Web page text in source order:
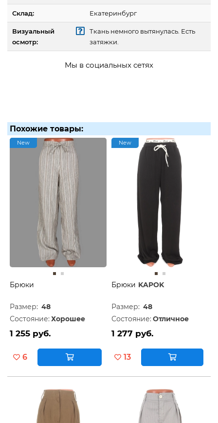
Склад: Екатеринбург
Визуальный
осмотр:
Ткань немного вытянулась. Есть
затяжки.
Мы в социальных сетях
Похожие товары:
New
Брюки
Размер: 48
Состояние: Хорошее
1 255 руб.
6
New
Брюки KAPOK
Размер: 48
Состояние: Отличное
1 277 руб.
13